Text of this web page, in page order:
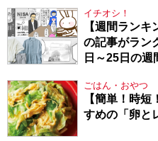
イチオシ！
【週間ラン
の記事がラン
日～25日の
ごはん・おやつ
【簡単！時
すめの「卵と